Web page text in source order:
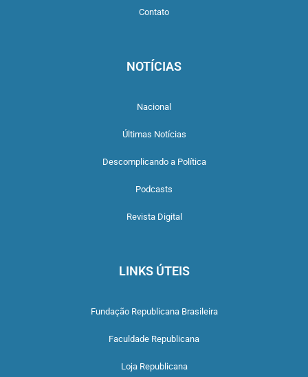
Contato
NOTÍCIAS
Nacional
Últimas Notícias
Descomplicando a Política
Podcasts
Revista Digital
LINKS ÚTEIS
Fundação Republicana Brasileira
Faculdade Republicana
Loja Republicana